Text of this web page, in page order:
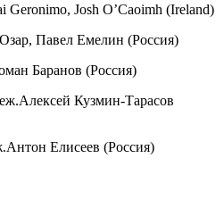
Josh O’Caoimh (Ireland)
Павел Емелин (Россия)
Баранов (Россия)
Кузмин-Тарасов
Елисеев (Россия)